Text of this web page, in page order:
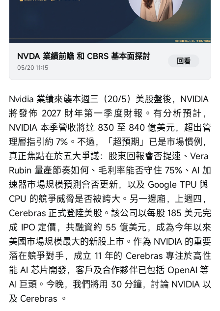
NVDA 業績前瞻 和 CBRS 基本面探討
05/20 11:15
回看
Nvidia 業績來襲本週三（20/5）美股盤後，NVIDIA
將發佈 2027 財年第一季度財報。有分析預計，
NVIDIA 本季營收將達 830 至 840 億美元，超出管
理層指引約 7%。不過，「超預期」已是市場慣例，
真正焦點在於五大爭議：股東回報會否提速、Vera
Rubin 量產節奏如何、毛利率能否守住 75%、AI 加
速器市場規模預測會否更新，以及 Google TPU 與
CPU 的競爭威脅是否被誇大。另一邊廂，上週四，
Cerebras 正式登陸美股。該公司以每股 185 美元完
成 IPO 定價，共融資約 55 億美元，成為今年以來
美國市場規模最大的新股上市。作為 NVIDIA 的重要
潛在競爭對手，成立 11 年的 Cerebras 專注於高性
能 AI 芯片開發，客戶及合作夥伴已包括 OpenAI 等
AI 巨頭。今晚，我們將用 30 分鐘，討論 NVIDIA 以
及 Cerebras 。